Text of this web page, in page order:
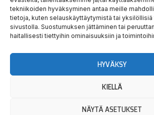
tekniikoiden hyväksyminen antaa meille
tietoja, kuten selauskäyttäytymistä tai yksilöllisiä
sivustolla. Suostumuksen jättäminen tai
haitallisesti tiettyihin ominaisuuksiin ja
HYVÄKSY
KIELLÄ
NÄYTÄ ASETUKSET
Toimisto
avoinna
arkisin
m
r